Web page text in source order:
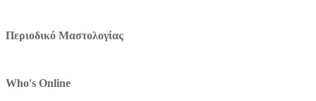
Περιοδικό Μαστολογίας
Who's Online